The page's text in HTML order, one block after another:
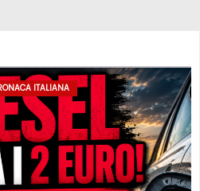
ITALIANA